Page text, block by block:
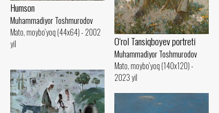
O‘rol Tansiqboyev portreti
Muhammadiyor Toshmurodov
Mato, moybo‘yoq (140x120) -
2023 yil
Humson
Muhammadiyor Toshmurodov
Mato, moybo‘yoq (44x64) - 2002
yil